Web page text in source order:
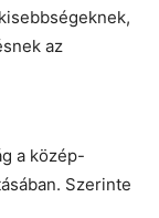
az
a közép-
Szerinte